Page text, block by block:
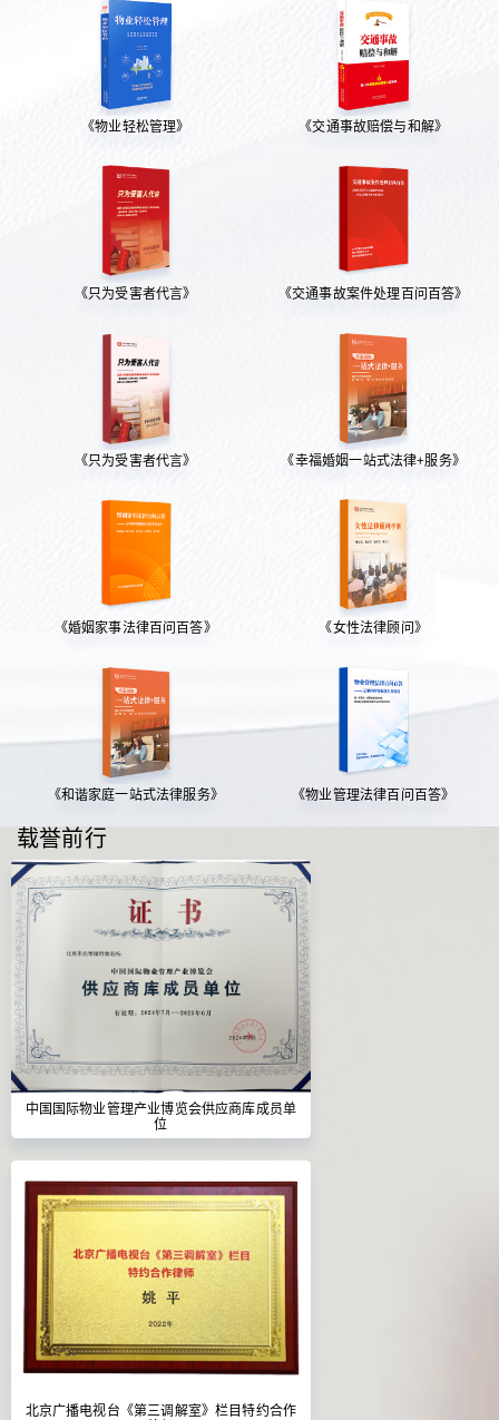
《物业轻松管理》 《交通事故赔偿与和解》
《只为受害者代言》 《交通事故案件处理百问百答》
《只为受害者代言》 《幸福婚姻一站式法律+服务》
《婚姻家事法律百问百答》 《女性法律顾问》
《和谐家庭一站式法律服务》 《物业管理法律百问百答》
载誉前行
中国国际物业管理产业博览会供应商库成员单
位
北京广播电视台《第三调解室》栏目特约合作